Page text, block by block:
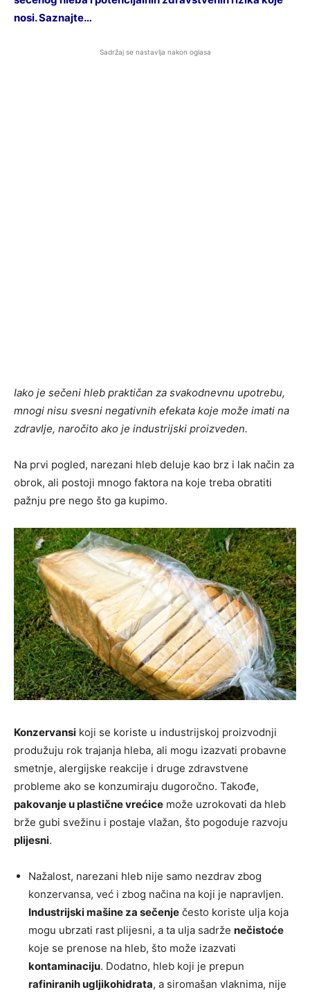
nosi. Saznajte…
Sadržaj se nastavlja nakon oglasa
Iako je sečeni hleb praktičan za svakodnevnu upotrebu,
mnogi nisu svesni negativnih efekata koje može imati na
zdravlje, naročito ako je industrijski proizveden.
Na prvi pogled, narezani hleb deluje kao brz i lak način za
obrok, ali postoji mnogo faktora na koje treba obratiti
pažnju pre nego što ga kupimo.
Konzervansi koji se koriste u industrijskoj proizvodnji
produžuju rok trajanja hleba, ali mogu izazvati probavne
smetnje, alergijske reakcije i druge zdravstvene
probleme ako se konzumiraju dugoročno. Takođe,
pakovanje u plastične vrećice može uzrokovati da hleb
brže gubi svežinu i postaje vlažan, što pogoduje razvoju
plijesni.
Nažalost, narezani hleb nije samo nezdrav zbog
konzervansa, već i zbog načina na koji je napravljen.
Industrijski mašine za sečenje često koriste ulja koja
mogu ubrzati rast plijesni, a ta ulja sadrže nečistoće
koje se prenose na hleb, što može izazvati
kontaminaciju. Dodatno, hleb koji je prepun
rafiniranih ugljikohidrata, a siromašan vlaknima, nije